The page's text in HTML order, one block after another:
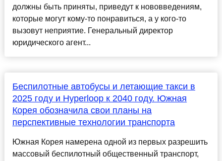
должны быть приняты, приведут к нововведениям,
которые могут кому-то понравиться, а у кого-то
вызовут неприятие. Генеральный директор
юридического агент...
Беспилотные автобусы и летающие такси в
2025 году и Hyperloop к 2040 году. Южная
Корея обозначила свои планы на
перспективные технологии транспорта
Южная Корея намерена одной из первых разрешить
массовый беспилотный общественный транспорт,